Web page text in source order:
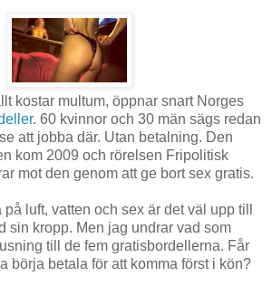
kostar multum, öppnar snart Norges
. 60 kvinnor och 30 män sägs redan
att jobba där. Utan betalning. Den
kom 2009 och rörelsen Fripolitisk
mot den genom att ge bort sex gratis.
luft, vatten och sex är det väl upp till
sin kropp. Men jag undrar vad som
till de fem gratisbordellerna. Får
börja betala för att komma först i kön?